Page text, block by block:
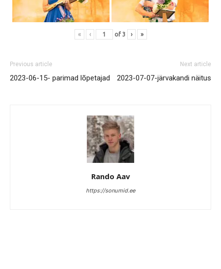
« ‹ of 3 › »
Previous article
2023-06-15- parimad lõpetajad
Next article
2023-07-07-järvakandi näitus
Rando Aav
https://sonumid.ee